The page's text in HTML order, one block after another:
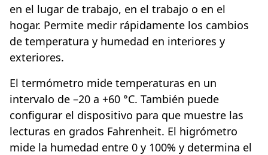
en el lugar de trabajo, en el trabajo o en el
hogar. Permite medir rápidamente los cambios
de temperatura y humedad en interiores y
exteriores.
El termómetro mide temperaturas en un
intervalo de –20 a +60 °C. También puede
configurar el dispositivo para que muestre las
lecturas en grados Fahrenheit. El higrómetro
mide la humedad entre 0 y 100% y determina el